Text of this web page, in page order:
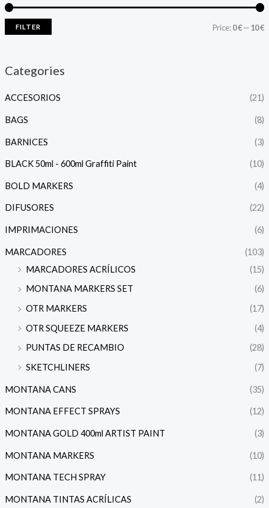
FILTER Price:0 €—10 €
Categories
ACCESORIOS (21)
BAGS (8)
BARNICES (3)
BLACK 50ml - 600ml Graffiti Paint (10)
BOLD MARKERS (4)
DIFUSORES (22)
IMPRIMACIONES (6)
MARCADORES
(103)
MARCADORES ACRÍLICOS
(15)
MONTANA MARKERS SET
(6)
OTR MARKERS
(17)
OTR SQUEEZE MARKERS
(4)
PUNTAS DE RECAMBIO
(28)
SKETCHLINERS
(7)
MONTANA CANS (35)
MONTANA EFFECT SPRAYS (12)
MONTANA GOLD 400ml ARTIST PAINT (3)
MONTANA MARKERS (10)
MONTANA TECH SPRAY (11)
MONTANA TINTAS ACRÍLICAS (2)